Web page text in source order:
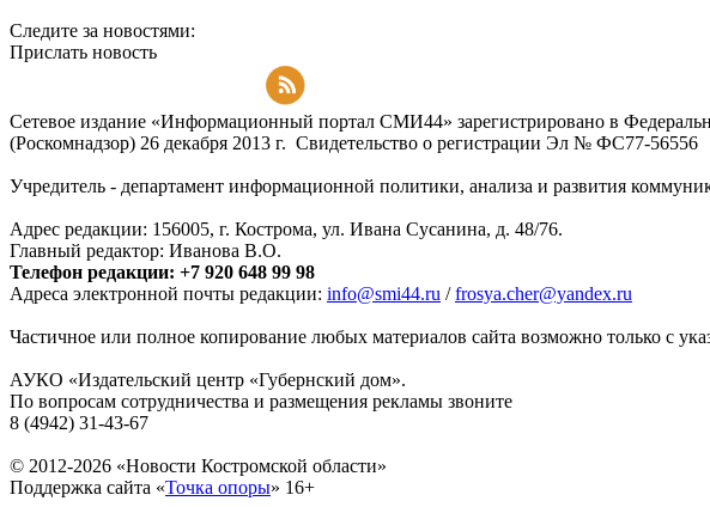
Следите за новостями:
Прислать новость
Сетевое издание «Информационный портал СМИ44» зарегистрировано в
(Роскомнадзор) 26 декабря 2013 г. Свидетельство о регистрации Эл № ФC77-56556
Учредитель - департамент информационной политики, анализа и развития
Адрес редакции: 156005, г. Кострома, ул. Ивана Сусанина, д. 48/76.
Главный редактор: Иванова В.О.
Телефон редакции: +7 920 648 99 98
Адреса электронной почты редакции: info@smi44.ru /frosya.cher@yandex.ru
Частичное или полное копирование любых материалов сайта возможно только с
АУКО «Издательский центр «Губернский дом».
По вопросам сотрудничества и размещения рекламы звоните
8 (4942) 31-43-67
© 2012-2026 «Новости Костромской области»
Поддержка сайта «Точка опоры» 16+